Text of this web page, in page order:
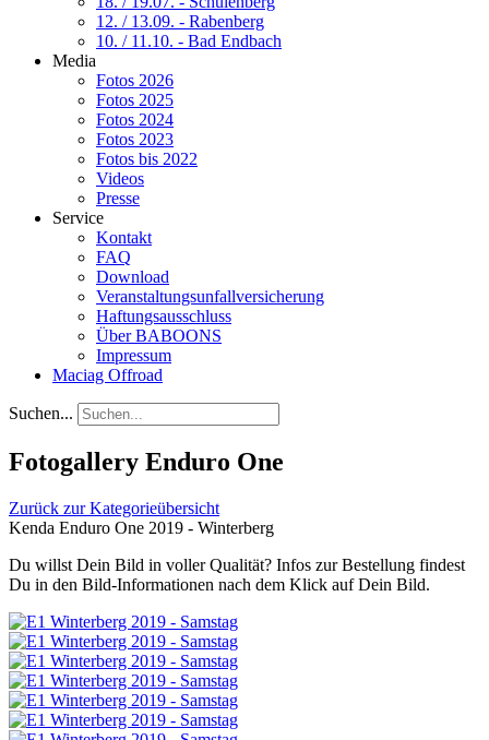
12. / 13.09. - Rabenberg
10. / 11.10. - Bad Endbach
Media
Fotos 2026
Fotos 2025
Fotos 2024
Fotos 2023
Fotos bis 2022
Videos
Presse
Service
Kontakt
FAQ
Download
Veranstaltungsunfallversicherung
Haftungsausschluss
Über BABOONS
Impressum
Maciag Offroad
Suchen...
Fotogallery Enduro One
Zurück zur Kategorieübersicht
Kenda Enduro One 2019 - Winterberg
Du willst Dein Bild in voller Qualität? Infos zur Bestellung findest
Du in den Bild-Informationen nach dem Klick auf Dein Bild.